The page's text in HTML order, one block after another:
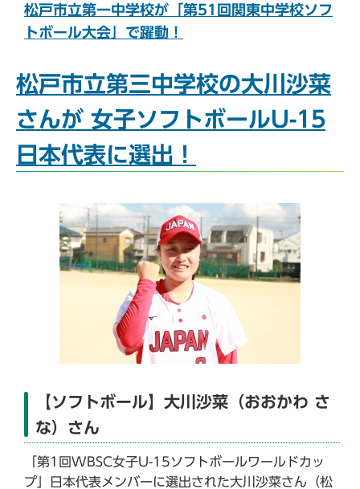
松戸市立第一中学校が「第51回関東中学校ソフ
トボール大会」で躍動！
松戸市立第三中学校の大川沙菜
さんが 女子ソフトボールU-15
日本代表に選出！
【ソフトボール】大川沙菜（おおかわ さ
な）さん
「第1回WBSC女子U-15ソフトボールワールドカッ
プ」日本代表メンバーに選出された大川沙菜さん（松